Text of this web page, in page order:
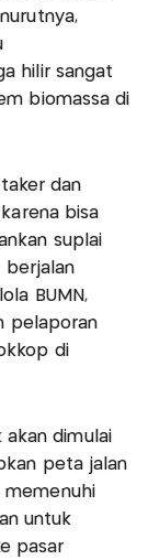
hilir sangat
biomassa di
taker dan
bisa
suplai
berjalan
BUMN,
pelaporan
di
dimulai
peta jalan
memenuhi
untuk
pasar